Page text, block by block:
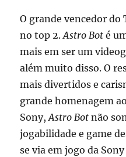
O grande vencedor do
no top 2.Astro Bot é
mais em ser um
além muito disso. O
mais divertidos e
grande homenagem
Sony,Astro Bot não
jogabilidade e game
se via em jogo da